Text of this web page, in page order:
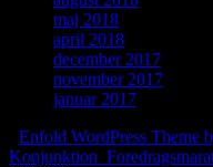
maj 2018
april 2018
december 2017
november 2017
januar 2017
Enfold WordPress Theme
Konjunktion